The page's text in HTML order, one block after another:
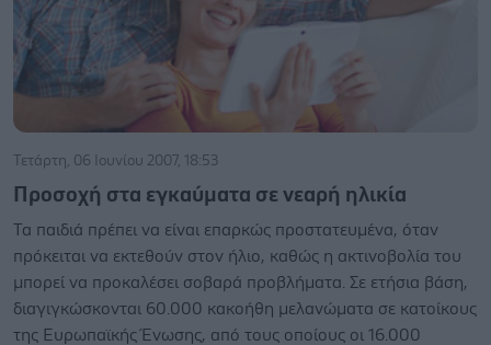
Τετάρτη, 06 Ιουνίου 2007, 18:53
Προσοχή στα εγκαύματα σε νεαρή ηλικία
Τα παιδιά πρέπει να είναι επαρκώς προστατευμένα, όταν
πρόκειται να εκτεθούν στον ήλιο, καθώς η ακτινοβολία του
μπορεί να προκαλέσει σοβαρά προβλήματα. Σε ετήσια βάση,
διαγιγκώσκονται 60.000 κακοήθη μελανώματα σε κατοίκους
της Ευρωπαϊκής Ένωσης, από τους οποίους οι 16.000